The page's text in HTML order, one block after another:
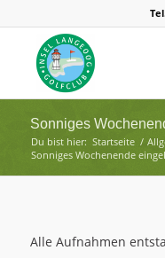
Sonniges
Du bist hier: Startseite /
Sonniges Wochenende
Alle Aufnahmen